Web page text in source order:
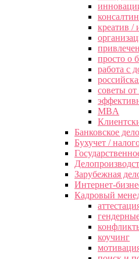
креатив /
просто о
работа с
советы от
MBA
Банковское дело
Бухучет /
Зарубежная
Интернет-
Кадровый
коучинг